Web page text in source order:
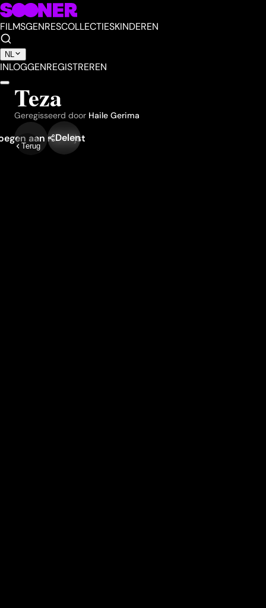
FILMSGENRESCOLLECTIESKINDEREN
NL
INLOGGENREGISTREREN
Terug
Teza
Geregisseerd door Haile Gerima
aan mijn lijst
Delen